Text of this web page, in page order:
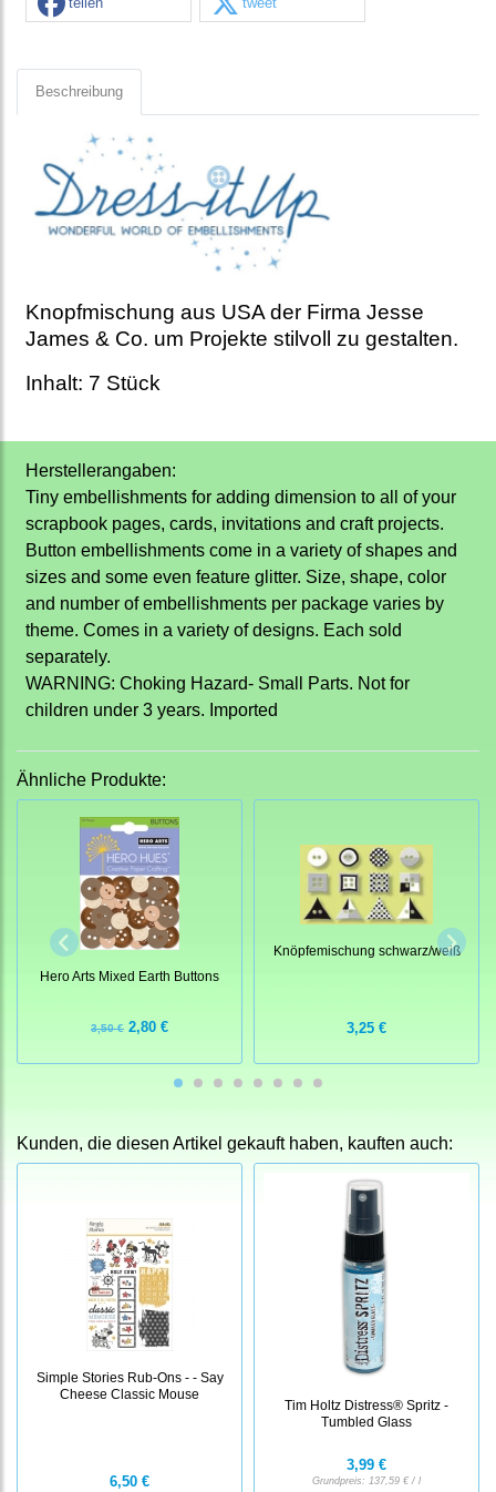
Beschreibung
Knopfmischung aus USA der Firma Jesse
James & Co. um Projekte stilvoll zu gestalten.
Inhalt: 7 Stück
Herstellerangaben:
Tiny embellishments for adding dimension to all of your
scrapbook pages, cards, invitations and craft projects.
Button embellishments come in a variety of shapes and
sizes and some even feature glitter. Size, shape, color
and number of embellishments per package varies by
theme. Comes in a variety of designs. Each sold
separately.
WARNING: Choking Hazard- Small Parts. Not for
children under 3 years. Imported
Ähnliche Produkte:
Hero Arts Mixed Earth Buttons
3,50 € 2,80 €
Knöpfemischung schwarz/weiß
3,25 €
Kunden, die diesen Artikel gekauft haben, kauften auch:
Simple Stories Rub-Ons - - Say
Cheese Classic Mouse
6,50 €
Tim Holtz Distress® Spritz -
Tumbled Glass
3,99 €
Grundpreis: 137,59 € / l